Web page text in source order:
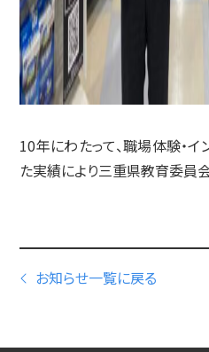
10年にわたって、職場体験・
た実績により三重県教育委員
お知らせ一覧に戻る